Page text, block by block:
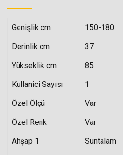
Genişlik cm 150-180
Derinlik cm 37
Yükseklik cm 85
Kullanici Sayısı 1
Özel Ölçü Var
Özel Renk Var
Ahşap 1 Suntalam